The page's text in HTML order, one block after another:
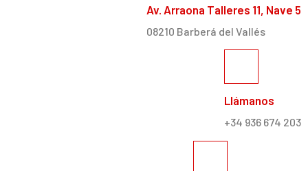
Av. Arraona Talleres 11, Nave 5
08210 Barberá del Vallés
Llámanos
+34 936 674 203